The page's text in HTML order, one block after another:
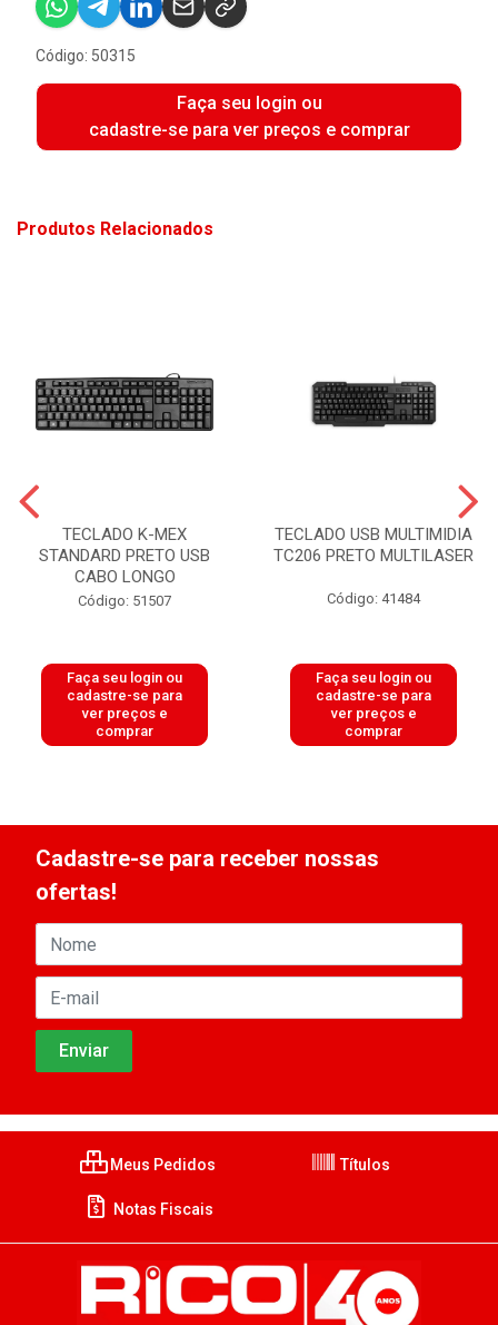
Código: 50315
Faça seu login ou
cadastre-se para ver preços e comprar
Produtos Relacionados
TECLADO K-MEX
STANDARD PRETO USB
CABO LONGO
Código: 51507
Faça seu login ou
cadastre-se para
ver preços e
comprar
TECLADO USB MULTIMIDIA
TC206 PRETO MULTILASER
Código: 41484
Faça seu login ou
cadastre-se para
ver preços e
comprar
Cadastre-se para receber nossas
ofertas!
Meus Pedidos Títulos
Notas Fiscais